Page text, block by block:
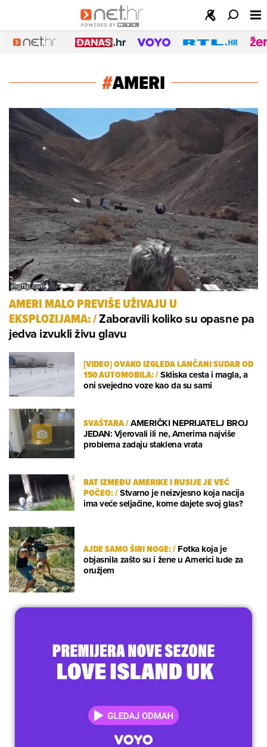
#AMERI
AMERI MALO PREVIŠE UŽIVAJU U
EKSPLOZIJAMA:/Zaboravili koliko su opasne pa
jedva izvukli živu glavu
[VIDEO] OVAKO IZGLEDA LANČANI SUDAR OD
150 AUTOMOBILA:/Skliska cesta i magla, a
oni svejedno voze kao da su sami
SVAŠTARA/AMERIČKI NEPRIJATELJ BROJ
JEDAN: Vjerovali ili ne, Amerima najviše
problema zadaju staklena vrata
RAT IZMEĐU AMERIKE I RUSIJE JE VEĆ
POČEO:/Stvarno je neizvjesno koja nacija
ima veće seljačine, kome dajete svoj glas?
AJDE SAMO ŠIRI NOGE:/Fotka koja je
objasnila zašto su i žene u Americi lude za
oružjem